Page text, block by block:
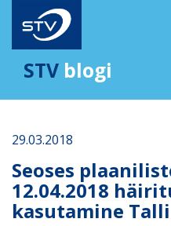
STV blogi
29.03.2018
Seoses
12.04.2018
kasutamine